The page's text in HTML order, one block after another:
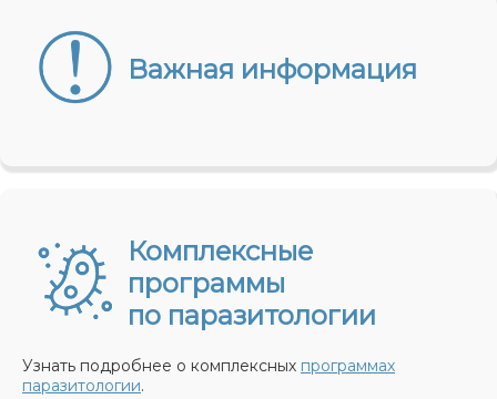
Важная информация
Комплексные
программы
по паразитологии
Узнать подробнее о комплексных программах
паразитологии.